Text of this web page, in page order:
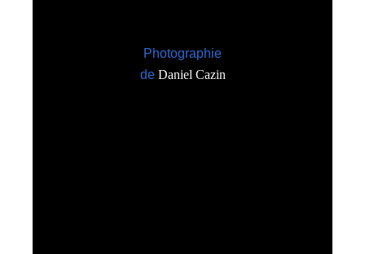
Photographie
de Daniel Cazin